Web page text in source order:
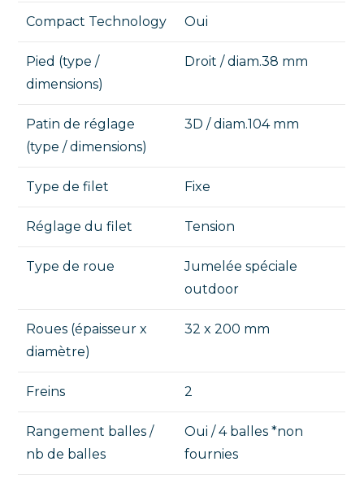
Compact Technology Oui
Pied (type /
dimensions)
Droit / diam.38 mm
Patin de réglage
(type / dimensions)
3D / diam.104 mm
Type de filet Fixe
Réglage du filet Tension
Type de roue
Jumelée spéciale
outdoor
Roues (épaisseur x
diamètre)
32 x 200 mm
Freins 2
Rangement balles /
nb de balles
Oui / 4 balles *non
fournies